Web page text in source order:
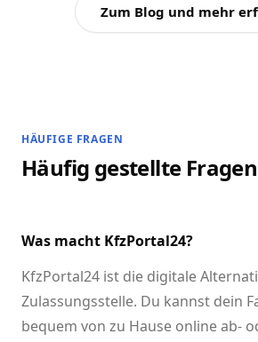
Zum Blog und mehr
HÄUFIGE FRAGEN
Häufig gestellte Fragen
Was macht KfzPortal24?
KfzPortal24 ist die digitale
Zulassungsstelle. Du kannst dein
bequem von zu Hause online ab-